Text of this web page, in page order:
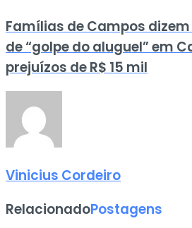
Famílias de Campos
de “golpe do aluguel” em
prejuízos de R$ 15 mil
Vinicius Cordeiro
RelacionadoPostagens